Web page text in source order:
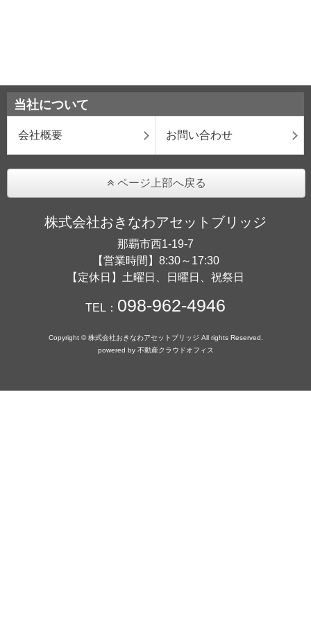
当社について
会社概要 お問い合わせ
ページ上部へ戻る
株式会社おきなわアセットブリッジ
那覇市西1-19-7
【営業時間】8:30～17:30
【定休日】土曜日、日曜日、祝祭日
TEL： 098-962-4946
Copyright © 株式会社おきなわアセットブリッジ All rights Reserved.
powered by 不動産クラウドオフィス